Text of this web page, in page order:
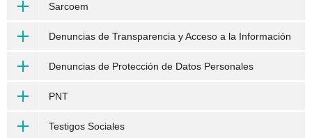
Sarcoem
Denuncias de Transparencia y Acceso a la Información
Denuncias de Protección de Datos Personales
PNT
Testigos Sociales